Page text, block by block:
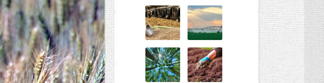
MOTS D’AGRICULTURE
L’AGRICULTURE EN BREF
LES CONNAISSEURS
VIE DES CULTURES
HISTOIRE DES CULTURES